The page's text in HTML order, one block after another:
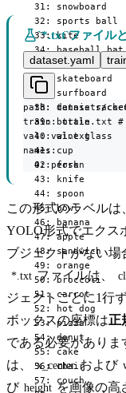
  31: snowboard
  32: sports ball
  33: kite
  34: baseball bat
35: baseball
  36: skateboard
  37: surfboard
38: tennis
  39: bottle
  40: wine glass
  41: cup
  42: fork
  43: knife
  44: spoon
  45: bowl
  46: banana
  47: apple
  48: sandwich
  49: orange
  50: broccoli
  51: carrot
  52: hot dog
  53: pizza
  54: donut
  55: cake
  56: chair
  57: couch
`*.txt`ファイル
dataset.yaml
path: datasets/
train: train.txt #
val: val.txt
names:
  0: person
この形式のラベル
YOLO形式でエクス
ブジェクトがない場
*.txt ファイルは、
ジェクトごとに1行
ボックスの座標は正
である必要があり
は、
x_center および
び height を画像の高